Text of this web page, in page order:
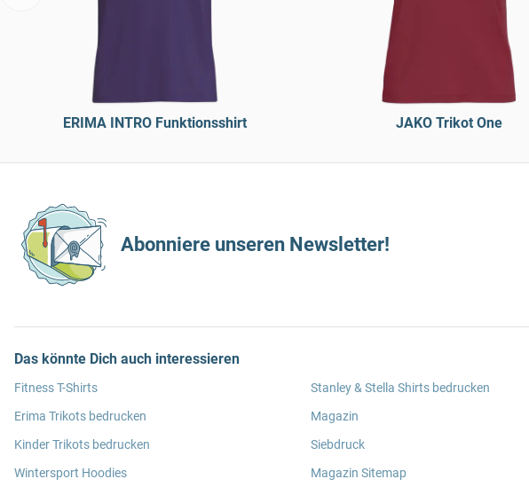
ERIMA INTRO Funktionsshirt JAKO Trikot One
Abonniere unseren Newsletter!
Das könnte Dich auch interessieren
Fitness T-Shirts
Erima Trikots bedrucken
Kinder Trikots bedrucken
Wintersport Hoodies
Stanley & Stella Shirts bedrucken
Magazin
Siebdruck
Magazin Sitemap